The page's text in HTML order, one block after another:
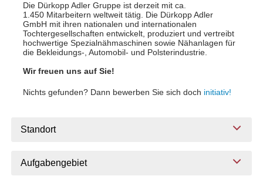
Die Dürkopp Adler Gruppe ist derzeit mit ca.
1.450 Mitarbeitern weltweit tätig. Die Dürkopp Adler
GmbH mit ihren nationalen und internationalen
Tochtergesellschaften entwickelt, produziert und vertreibt
hochwertige Spezialnähmaschinen sowie Nähanlagen für
die Bekleidungs-, Automobil- und Polsterindustrie.
Wir freuen uns auf Sie!
Nichts gefunden? Dann bewerben Sie sich doch initiativ!
Standort
Aufgabengebiet